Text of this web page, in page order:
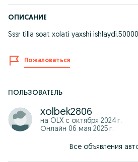
ОПИСАНИЕ
Sssr tilla soat xolati yaxshi
Пожаловаться
ПОЛЬЗОВАТЕЛЬ
xolbek2806
на OLX с октября 2024 г.
Онлайн 06 мая 2025 г.
Все объявления